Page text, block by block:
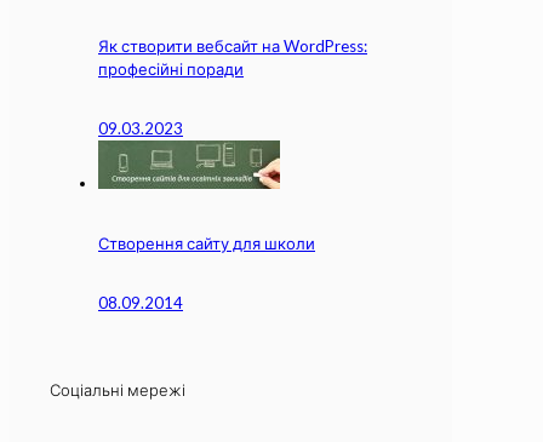
Як створити вебсайт на WordPress:
професійні поради
09.03.2023
Створення сайту для школи
08.09.2014
Соціальні мережі